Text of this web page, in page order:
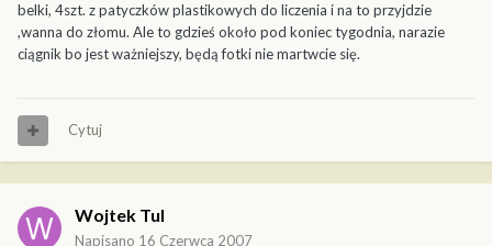
belki, 4szt. z patyczków plastikowych do liczenia i na to przyjdzie
,wanna do złomu. Ale to gdzieś około pod koniec tygodnia, narazie
ciągnik bo jest ważniejszy, będą fotki nie martwcie się.
Cytuj
Wojtek Tul
Napisano 16 Czerwca 2007